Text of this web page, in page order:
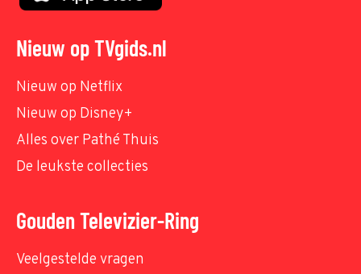
Nieuw op TVgids.nl
Nieuw op Netflix
Nieuw op Disney+
Alles over Pathé Thuis
De leukste collecties
Gouden Televizier-Ring
Veelgestelde vragen